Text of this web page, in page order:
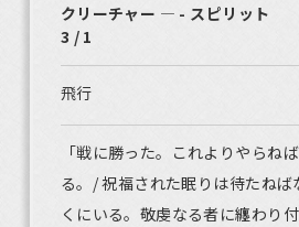
クリーチャー ― - スピリット
3 / 1
飛行
「戦に勝った。これよりやらね
る。/ 祝福された眠りは待たね
くにいる。敬虔なる者に纏わり